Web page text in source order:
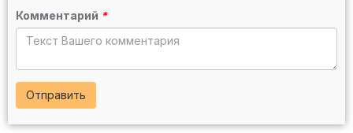
Комментарий *
Отправить